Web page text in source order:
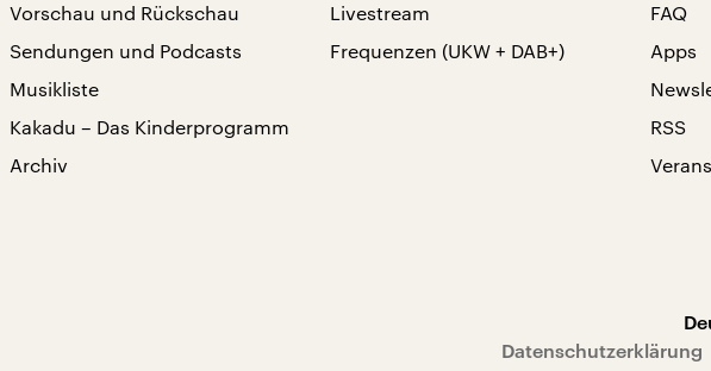
Vorschau und Rückschau
Sendungen und Podcasts
Musikliste
Kakadu – Das Kinderprogramm
Archiv
Livestream
Frequenzen (UKW + DAB+)
FAQ
Apps
RSS
Datenschutzerklärung